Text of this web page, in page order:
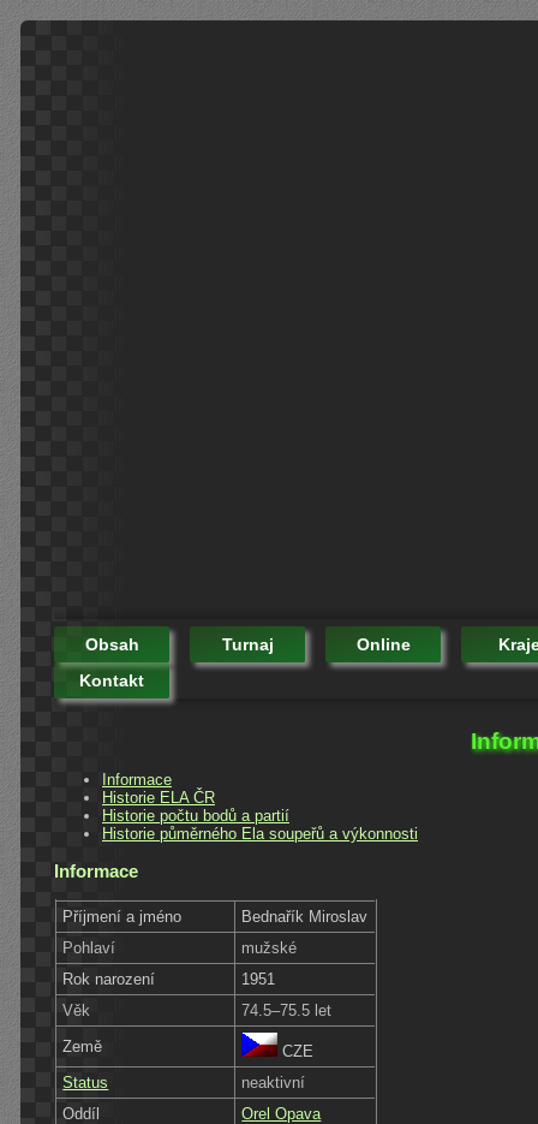
Obsah Turnaj Online
Kontakt
Informace
Historie ELA ČR
Historie počtu bodů a partií
Historie půměrného Ela soupeřů a výkonnosti
Informace
Příjmení a jméno
Bednařík Miroslav
Pohlaví
mužské
Rok narození
1951
Věk
74.5–75.5 let
Země
CZE
Status
neaktivní
Oddíl
Orel Opava